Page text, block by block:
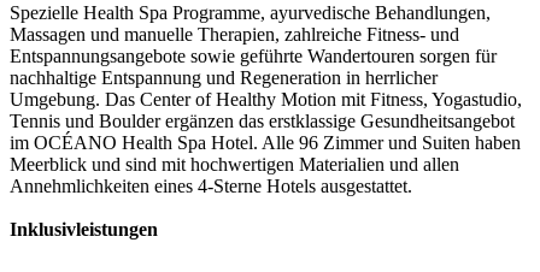
Spezielle Health Spa Programme, ayurvedische Behandlungen,
Massagen und manuelle Therapien, zahlreiche Fitness- und
Entspannungsangebote sowie geführte Wandertouren sorgen für
nachhaltige Entspannung und Regeneration in herrlicher
Umgebung. Das Center of Healthy Motion mit Fitness, Yogastudio,
Tennis und Boulder ergänzen das erstklassige Gesundheitsangebot
im OCÉANO Health Spa Hotel. Alle 96 Zimmer und Suiten haben
Meerblick und sind mit hochwertigen Materialien und allen
Annehmlichkeiten eines 4-Sterne Hotels ausgestattet.
Inklusivleistungen